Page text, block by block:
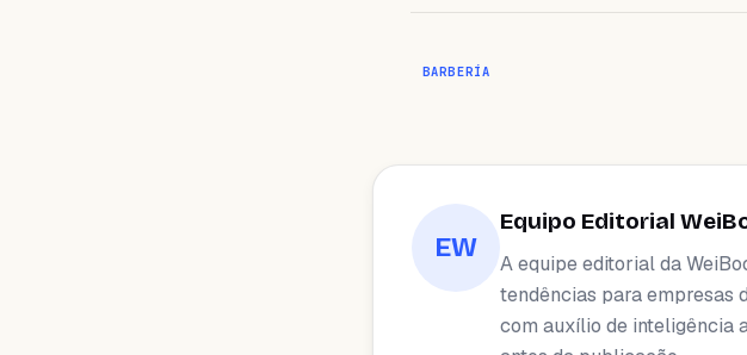
BARBERÍA
EW
Equipo Editorial
A equipe editorial da
tendências para empresas
com auxílio de inteligência